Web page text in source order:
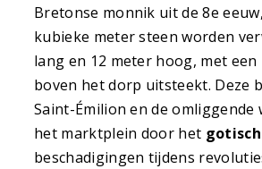
Bretonse monnik uit de 8e
kubieke meter steen worden
lang en 12 meter hoog, met een
boven het dorp uitsteekt. Deze
Saint-Émilion en de
het marktplein door het
beschadigingen tijdens